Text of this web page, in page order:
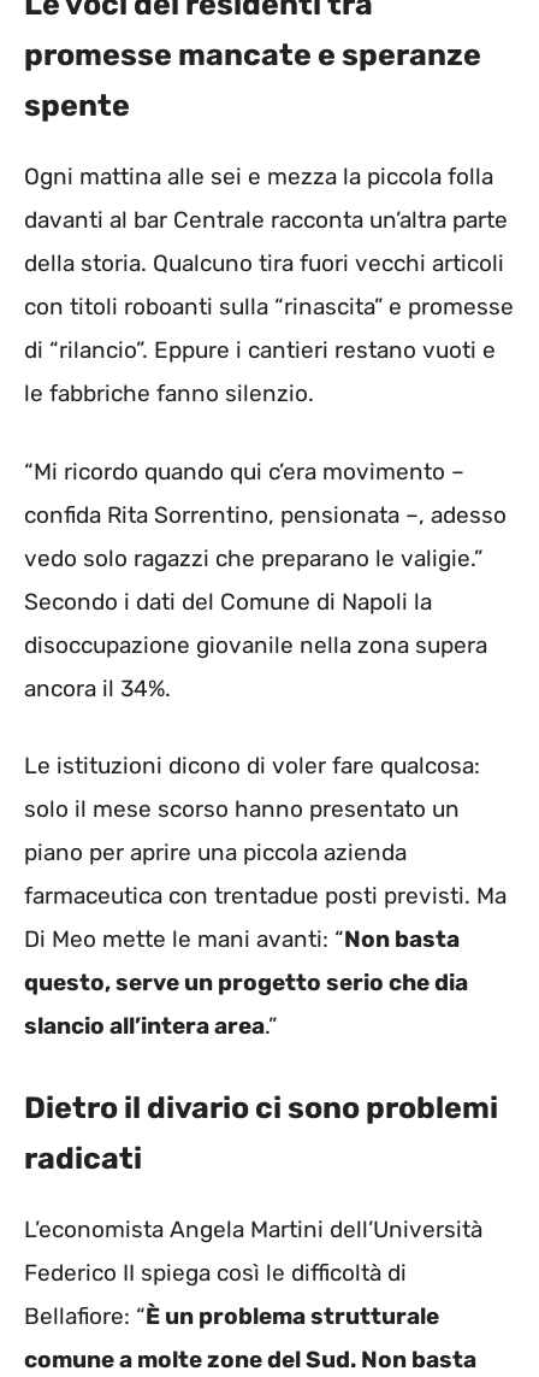
promesse mancate e speranze
spente
Ogni mattina alle sei e mezza la piccola folla
davanti al bar Centrale racconta un’altra parte
della storia. Qualcuno tira fuori vecchi articoli
con titoli roboanti sulla “rinascita” e promesse
di “rilancio”. Eppure i cantieri restano vuoti e
le fabbriche fanno silenzio.
“Mi ricordo quando qui c’era movimento –
confida Rita Sorrentino, pensionata –, adesso
vedo solo ragazzi che preparano le valigie.”
Secondo i dati del Comune di Napoli la
disoccupazione giovanile nella zona supera
ancora il 34%.
Le istituzioni dicono di voler fare qualcosa:
solo il mese scorso hanno presentato un
piano per aprire una piccola azienda
farmaceutica con trentadue posti previsti. Ma
Di Meo mette le mani avanti: “Non basta
questo, serve un progetto serio che dia
slancio all’intera area.”
Dietro il divario ci sono problemi
radicati
L’economista Angela Martini dell’Università
Federico II spiega così le difficoltà di
Bellafiore: “È un problema strutturale
comune a molte zone del Sud. Non basta